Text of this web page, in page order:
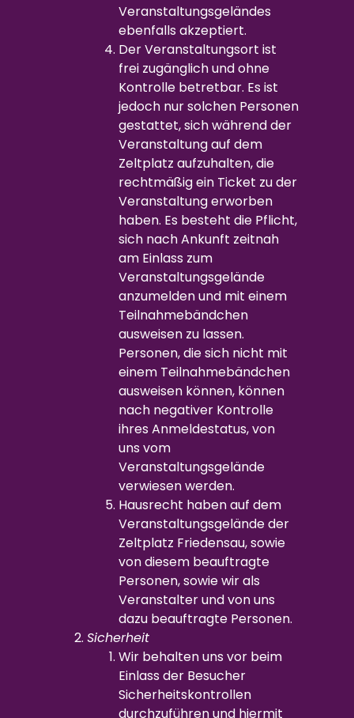
Veranstaltungsgeländes
ebenfalls akzeptiert.
Der Veranstaltungsort ist
frei zugänglich und ohne
Kontrolle betretbar. Es ist
jedoch nur solchen Personen
gestattet, sich während der
Veranstaltung auf dem
Zeltplatz aufzuhalten, die
rechtmäßig ein Ticket zu der
Veranstaltung erworben
haben. Es besteht die Pflicht,
sich nach Ankunft zeitnah
am Einlass zum
Veranstaltungsgelände
anzumelden und mit einem
Teilnahmebändchen
ausweisen zu lassen.
Personen, die sich nicht mit
einem Teilnahmebändchen
ausweisen können, können
nach negativer Kontrolle
ihres Anmeldestatus, von
uns vom
Veranstaltungsgelände
verwiesen werden.
Hausrecht haben auf dem
Veranstaltungsgelände der
Zeltplatz Friedensau, sowie
von diesem beauftragte
Personen, sowie wir als
Veranstalter und von uns
dazu beauftragte Personen.
Sicherheit
Wir behalten uns vor beim
Einlass der Besucher
Sicherheitskontrollen
durchzuführen und hiermit